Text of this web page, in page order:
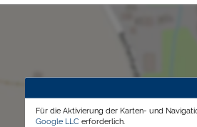
Für die Aktivierung der Karten- und
Google LLC erforderlich.